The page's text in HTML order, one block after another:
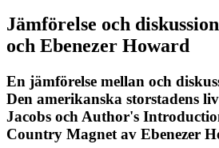
Jämförelse och
och Ebenezer Howard
En jämförelse mellan och
Den amerikanska storstadens
Jacobs och Author's
Country Magnet av Ebenezer